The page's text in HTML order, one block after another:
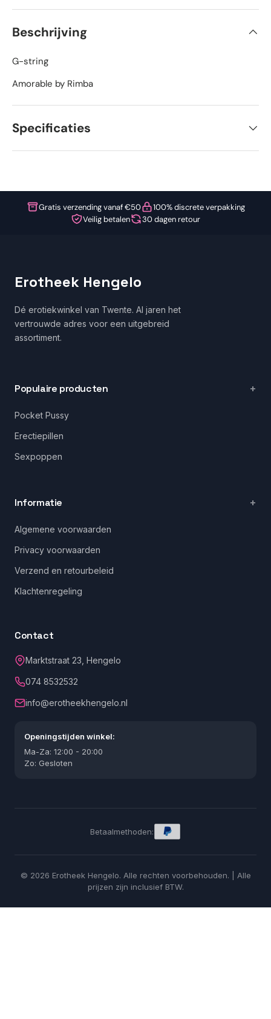
Beschrijving
G-string
Amorable by Rimba
Specificaties
Gratis verzending vanaf €50
100% discrete verpakking
Veilig betalen
30 dagen retour
Erotheek Hengelo
Dé erotiekwinkel van Twente. Al jaren het
vertrouwde adres voor een uitgebreid
assortiment.
Populaire producten
Pocket Pussy
Erectiepillen
Sexpoppen
Informatie
Algemene voorwaarden
Privacy voorwaarden
Verzend en retourbeleid
Klachtenregeling
Contact
Marktstraat 23, Hengelo
074 8532532
info@erotheekhengelo.nl
Openingstijden winkel:
Ma-Za: 12:00 - 20:00
Zo: Gesloten
Betaalmethoden:
© 2026 Erotheek Hengelo. Alle rechten voorbehouden. | Alle
prijzen zijn inclusief BTW.